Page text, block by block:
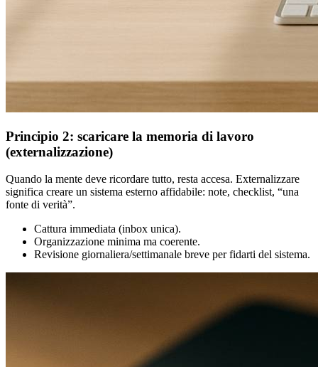
Principio 2: scaricare la memoria di lavoro
(externalizzazione)
Quando la mente deve ricordare tutto, resta accesa. Externalizzare
significa creare un sistema esterno affidabile: note, checklist, “una
fonte di verità”.
Cattura immediata (inbox unica).
Organizzazione minima ma coerente.
Revisione giornaliera/settimanale breve per fidarti del sistema.